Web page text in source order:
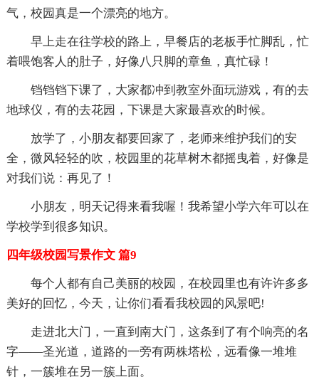
气，校园真是一个漂亮的地方。
早上走在往学校的路上，早餐店的老板手忙脚乱，忙
着喂饱客人的肚子，好像八只脚的章鱼，真忙碌！
铛铛铛下课了，大家都冲到教室外面玩游戏，有的去
地球仪，有的去花园，下课是大家最喜欢的时候。
放学了，小朋友都要回家了，老师来维护我们的安
全，微风轻轻的吹，校园里的花草树木都摇曳着，好像是
对我们说：再见了！
小朋友，明天记得来看我喔！我希望小学六年可以在
学校学到很多知识。
四年级校园写景作文 篇9
每个人都有自己美丽的校园，在校园里也有许许多多
美好的回忆，今天，让你们看看我校园的风景吧!
走进北大门，一直到南大门，这条到了有个响亮的名
字——圣光道，道路的一旁有两株塔松，远看像一堆堆
针，一簇堆在另一簇上面。